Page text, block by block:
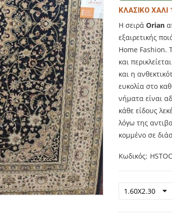
ΚΛΑΣΙΚΟ ΧΑΛΙ
Η σειρά Orian
εξαιρετικής
Home Fashion.
και
και η
ευκολία στο
νήματα είναι
κάθε είδους
λόγω της
κομμένο σε
Κωδικός